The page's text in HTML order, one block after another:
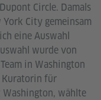
Circle. Damals
City gemeinsam
eine Auswahl
wurde von
in Washington
Kuratorin für
wählte